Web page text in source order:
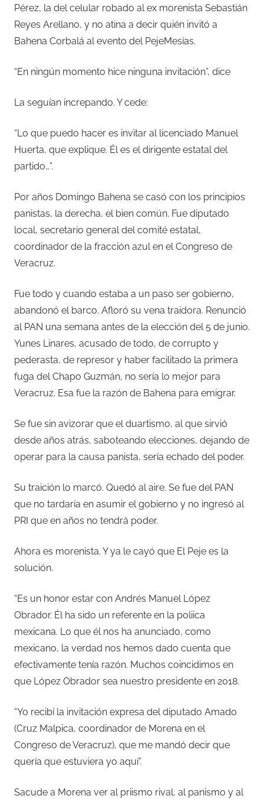
Pérez, la del celular robado al ex morenista Sebastián
Reyes Arellano, y no atina a decir quién invitó a
Bahena Corbalá al evento del PejeMesías.
“En ningún momento hice ninguna invitación”, dice
La seguían increpando. Y cede:
“Lo que puedo hacer es invitar al licenciado Manuel
Huerta, que explique. Él es el dirigente estatal del
partido…”.
Por años Domingo Bahena se casó con los principios
panistas, la derecha, el bien común. Fue diputado
local, secretario general del comité estatal,
coordinador de la fracción azul en el Congreso de
Veracruz.
Fue todo y cuando estaba a un paso ser gobierno,
abandonó el barco. Afloró su vena traidora. Renunció
al PAN una semana antes de la elección del 5 de junio.
Yunes Linares, acusado de todo, de corrupto y
pederasta, de represor y haber facilitado la primera
fuga del Chapo Guzmán, no sería lo mejor para
Veracruz. Esa fue la razón de Bahena para emigrar.
Se fue sin avizorar que el duartismo, al que sirvió
desde años atrás, saboteando elecciones, dejando de
operar para la causa panista, sería echado del poder.
Su traición lo marcó. Quedó al aire. Se fue del PAN
que no tardaría en asumir el gobierno y no ingresó al
PRI que en años no tendrá poder.
Ahora es morenista. Y ya le cayó que El Peje es la
solución.
“Es un honor estar con Andrés Manuel López
Obrador. Él ha sido un referente en la poliica
mexicana. Lo que él nos ha anunciado, como
mexicano, la verdad nos hemos dado cuenta que
efectivamente tenía razón. Muchos coincidimos en
que López Obrador sea nuestro presidente en 2018.
“Yo recibí la invitación expresa del diputado Amado
(Cruz Malpica, coordinador de Morena en el
Congreso de Veracruz), que me mandó decir que
quería que estuviera yo aquí”.
Sacude a Morena ver al priismo rival, al panismo y al